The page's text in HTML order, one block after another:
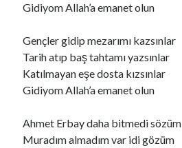
Gidiyom Allah’a emanet olun
Gençler gidip mezarımı kazsınlar
Tarih atıp baş tahtamı yazsınlar
Katılmayan eşe dosta kızsınlar
Gidiyom Allah’a emanet olun
Ahmet Erbay daha bitmedi sözüm
Muradım almadım var idi gözüm